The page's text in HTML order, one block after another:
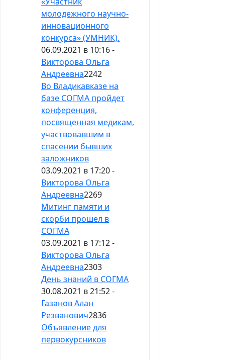
молодежного научно-
инновационного
конкурса» (УМНИК).
06.09.2021 в 10:16 -
Викторова Ольга
Андреевна2242
Во Владикавказе на
базе СОГМА пройдет
конференция,
посвященная медикам,
участвовавшим в
спасении бывших
заложников
03.09.2021 в 17:20 -
Викторова Ольга
Андреевна2269
Митинг памяти и
скорби прошел в
СОГМА
03.09.2021 в 17:12 -
Викторова Ольга
Андреевна2303
День знаний в СОГМА
30.08.2021 в 21:52 -
Газанов Алан
Резванович2836
Объявление для
первокурсников